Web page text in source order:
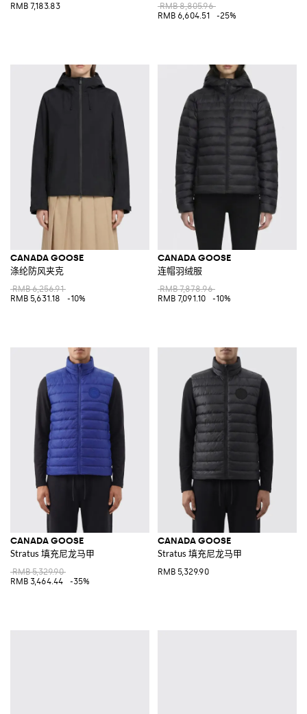
RMB 7,183.83
RMB 8,805.96
RMB 6,604.51
-25%
CANADA GOOSE
涤纶防风夹克
RMB 6,256.91
RMB 5,631.18
-10%
CANADA GOOSE
连帽羽绒服
RMB 7,878.96
RMB 7,091.10
-10%
CANADA GOOSE
Stratus 填充尼龙马甲
RMB 5,329.90
RMB 3,464.44
-35%
CANADA GOOSE
Stratus 填充尼龙马甲
RMB 5,329.90